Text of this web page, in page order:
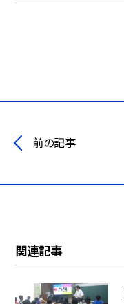
前の記事
関連記事